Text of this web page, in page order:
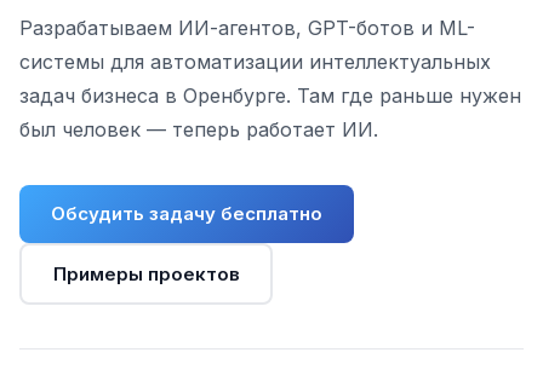
Разрабатываем ИИ-агентов, GPT-ботов и ML-
системы для автоматизации интеллектуальных
задач бизнеса в Оренбурге. Там где раньше нужен
был человек — теперь работает ИИ.
Обсудить задачу бесплатно
Примеры проектов